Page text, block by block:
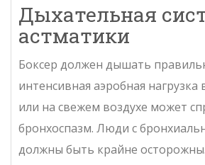
Дыхательная
астматики
Боксер должен дышать
интенсивная аэробная нагрузка
или на свежем воздухе может
бронхоспазм. Люди с
должны быть крайне осторожны.